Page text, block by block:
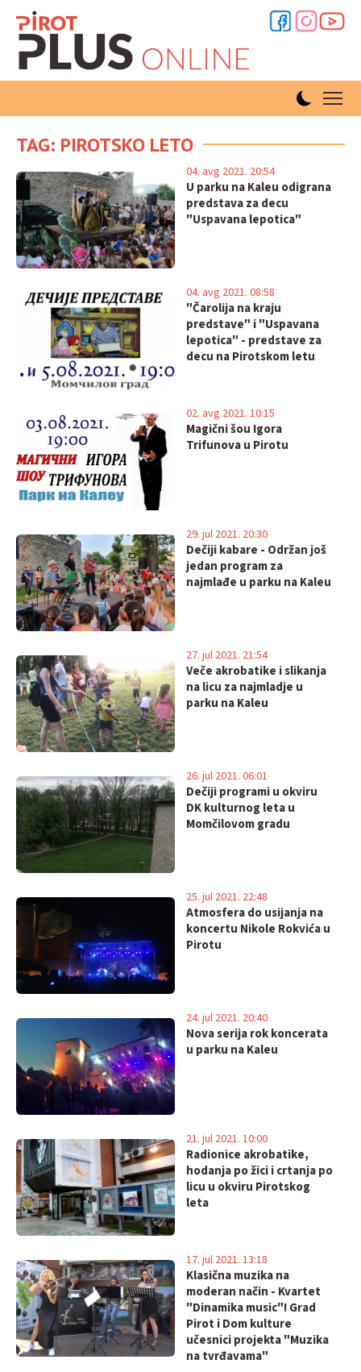
TAG: PIROTSKO LETO
U parku na Kaleu odigrana
predstava za decu
"Uspavana lepotica"
04. avg 2021. 20:54
"Čarolija na kraju
predstave" i "Uspavana
lepotica" - predstave za
decu na Pirotskom letu
04. avg 2021. 08:58
Magični šou Igora
Trifunova u Pirotu
02. avg 2021. 10:15
Dečiji kabare - Održan još
jedan program za
najmlađe u parku na Kaleu
29. jul 2021. 20:30
Veče akrobatike i slikanja
na licu za najmladje u
parku na Kaleu
27. jul 2021. 21:54
Dečiji programi u okviru
DK kulturnog leta u
Momčilovom gradu
26. jul 2021. 06:01
Atmosfera do usijanja na
koncertu Nikole Rokvića u
Pirotu
25. jul 2021. 22:48
Nova serija rok koncerata
u parku na Kaleu
24. jul 2021. 20:40
Radionice akrobatike,
hodanja po žici i crtanja po
licu u okviru Pirotskog
leta
21. jul 2021. 10:00
Klasična muzika na
moderan način - Kvartet
"Dinamika music"! Grad
Pirot i Dom kulture
učesnici projekta "Muzika
na tvrđavama"
17. jul 2021. 13:18